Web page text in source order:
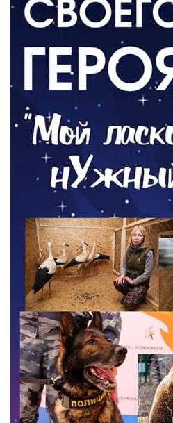
Новый учебный год и
отопительному сезону
06.08.2026
РАЗЪЯСНЯЕМ
Где хранить велосипед?
06.08.2026